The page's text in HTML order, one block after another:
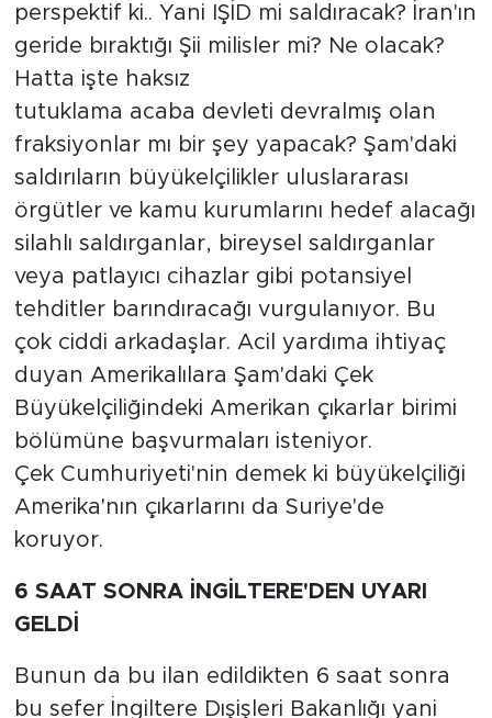
perspektif ki.. Yani IŞİD mi saldıracak? İran'ın
geride bıraktığı Şii milisler mi? Ne olacak?
Hatta işte haksız
tutuklama acaba devleti devralmış olan
fraksiyonlar mı bir şey yapacak? Şam'daki
saldırıların büyükelçilikler uluslararası
örgütler ve kamu kurumlarını hedef alacağı
silahlı saldırganlar, bireysel saldırganlar
veya patlayıcı cihazlar gibi potansiyel
tehditler barındıracağı vurgulanıyor. Bu
çok ciddi arkadaşlar. Acil yardıma ihtiyaç
duyan Amerikalılara Şam'daki Çek
Büyükelçiliğindeki Amerikan çıkarlar birimi
bölümüne başvurmaları isteniyor.
Çek Cumhuriyeti'nin demek ki büyükelçiliği
Amerika'nın çıkarlarını da Suriye'de
koruyor.
6 SAAT SONRA İNGİLTERE'DEN UYARI
GELDİ
Bunun da bu ilan edildikten 6 saat sonra
bu sefer İngiltere Dışişleri Bakanlığı yani